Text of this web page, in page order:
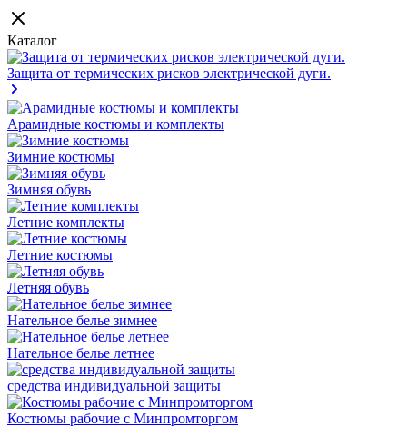
Каталог
Защита от термических рисков электрической дуги.
Арамидные костюмы и комплекты
Зимние костюмы
Зимняя обувь
Летние комплекты
Летние костюмы
Летняя обувь
Нательное белье зимнее
Нательное белье летнее
средства индивидуальной защиты
Костюмы рабочие с Минпромторгом